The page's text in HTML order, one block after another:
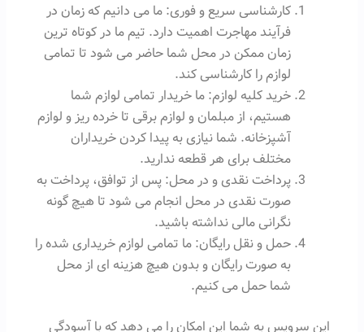
کارشناسی سریع و فوری: ما می دانیم که زمان در
فرآیند مهاجرت اهمیت دارد. تیم ما در کوتاه ترین
زمان ممکن در محل شما حاضر می شود تا تمامی
لوازم را کارشناسی کند.
خرید کلیه لوازم: ما خریدار تمامی لوازم شما
هستیم، از مبلمان و لوازم برقی تا خرده ریز و لوازم
آشپزخانه. شما نیازی به پیدا کردن خریداران
مختلف برای هر قطعه ندارید.
پرداخت نقدی و در محل: پس از توافق، پرداخت به
صورت نقدی در محل انجام می شود تا هیچ گونه
نگرانی مالی نداشته باشید.
حمل و نقل رایگان: ما تمامی لوازم خریداری شده را
به صورت رایگان و بدون هیچ هزینه ای از محل
شما حمل می کنیم.
این سرویس به شما این امکان را می دهد که با آسودگی